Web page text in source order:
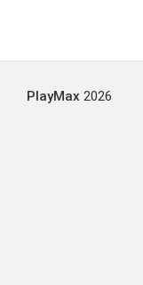
PlayMax 2026